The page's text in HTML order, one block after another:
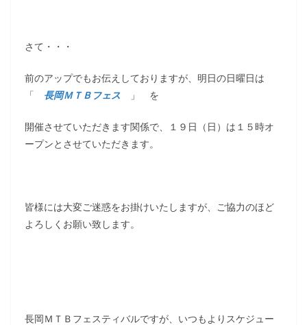
さて・・・
前のアップでもお伝えしておりますが、明日の日曜日は
「 長岡ＭＴＢフェス 」 を
開催させていただきます関係で、１９日（日）は１５時オ
ープンとさせていただきます。
皆様には大変ご迷惑をお掛けいたしますが、ご協力のほど
よろしくお願い致します。
長岡ＭＴＢフェスティバルですが、いつもよりスケジュー